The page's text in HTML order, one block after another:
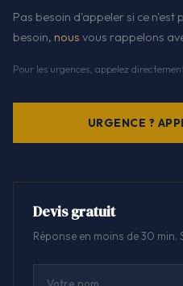
Pas besoin d'appeler si ce n'est
besoin, nous vous rappelons
Pour les urgences, appelez
URGENCE ?
Devis gratuit
Réponse en moins de 30 min.